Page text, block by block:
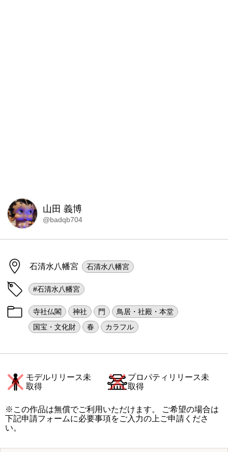
山田 義博
@badqb704
石清水八幡宮 石清水八幡宮
#石清水八幡宮
寺社仏閣 神社 門
鳥居・社殿・本堂
国宝・文化財
春 カラフル
モデルリリース未
取得
プロパティリリース未
取得
※この作品は無償でご利用いただけます。 ご希望の場合は
下記申請フォームに必要事項をご入力の上ご申請くださ
い。